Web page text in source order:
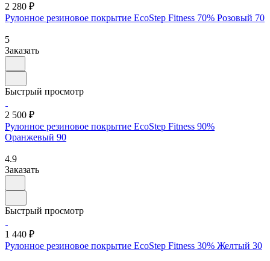
2 280 ₽
Рулонное резиновое покрытие EcoStep Fitness 70% Розовый 70
5
Заказать
Быстрый просмотр
2 500 ₽
Рулонное резиновое покрытие EcoStep Fitness 90%
Оранжевый 90
4.9
Заказать
Быстрый просмотр
1 440 ₽
Рулонное резиновое покрытие EcoStep Fitness 30% Желтый 30